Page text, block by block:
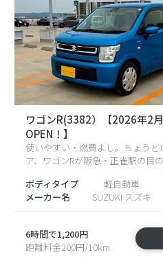
ワゴンR(3382）【2026年2
OPEN！】
使いやすい・燃費よし。ちょうど
ア、ワゴンRが阪急・正雀駅の目
ボディタイプ
メーカー名
軽自動車
SUZUKI スズキ
6時間で1,200円
距離料金200円/10km